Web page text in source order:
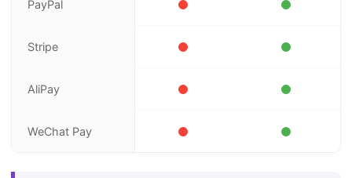
PayPal
Stripe
AliPay
WeChat Pay